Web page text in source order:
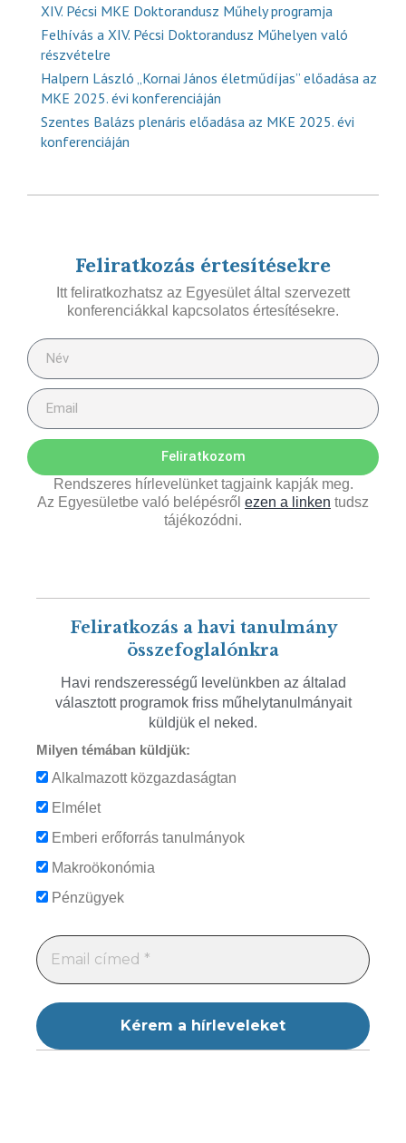
XIV. Pécsi MKE Doktorandusz Műhely programja
Felhívás a XIV. Pécsi Doktorandusz Műhelyen való
részvételre
Halpern László „Kornai János életműdíjas” előadása az
MKE 2025. évi konferenciáján
Szentes Balázs plenáris előadása az MKE 2025. évi
konferenciáján
Feliratkozás értesítésekre
Itt feliratkozhatsz az Egyesület által szervezett
konferenciákkal kapcsolatos értesítésekre.
Feliratkozom
Rendszeres hírlevelünket tagjaink kapják meg.
Az Egyesületbe való belépésről ezen a linken tudsz
tájékozódni.
Feliratkozás a havi tanulmány
összefoglalónkra
Havi rendszerességű levelünkben az általad
választott programok friss műhelytanulmányait
küldjük el neked.
Milyen témában küldjük:
Alkalmazott közgazdaságtan
Elmélet
Emberi erőforrás tanulmányok
Makroökonómia
Pénzügyek